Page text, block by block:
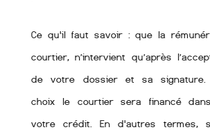
Ce qu'il faut savoir : que la
courtier, n’intervient qu’après
de votre dossier et sa signature.
choix le courtier sera financé
votre crédit. En d'autres termes,